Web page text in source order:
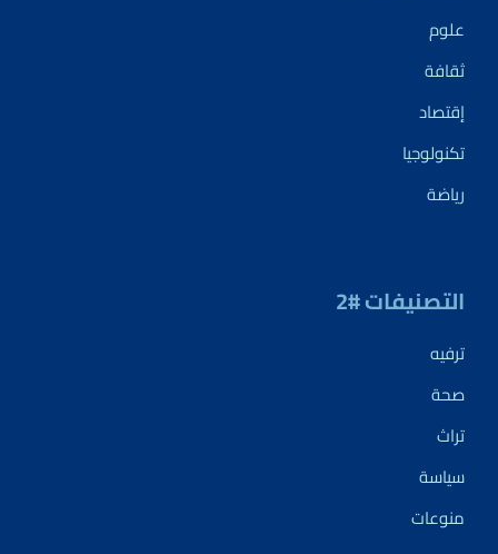
علوم
ثقافة
إقتصاد
تكنولوجيا
رياضة
التصنيفات #2
ترفيه
صحة
تراث
سياسة
منوعات